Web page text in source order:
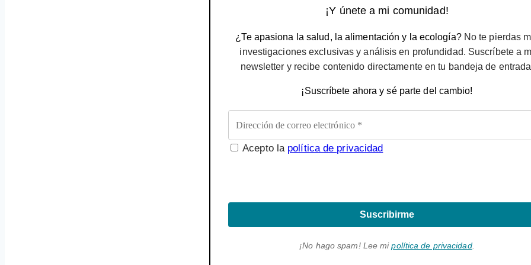
¡Y únete a mi comunidad!
¿Te apasiona la salud, la alimentación y la ecología?No te pierdas
investigaciones exclusivas y análisis en profundidad. Suscríbete a
newsletter y recibe contenido directamente en tu bandeja de
¡Suscríbete ahora y sé parte del cambio!
Acepto la política de privacidad
Suscribirme
¡No hago spam! Lee mipolítica de privacidad.